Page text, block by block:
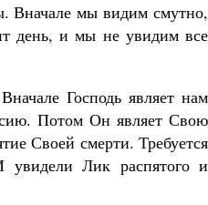
Вначале мы видим смутно,
день, и мы не увидим все
Господь являет нам
Потом Он являет Свою
Своей смерти. Требуется
Лик распятого и